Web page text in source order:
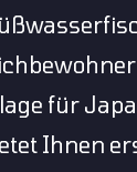
für
Ihnen